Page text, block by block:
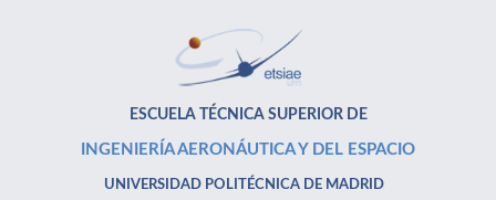
ESCUELA TÉCNICA SUPERIOR DE
INGENIERÍA AERONÁUTICA Y DEL ESPACIO
UNIVERSIDAD POLITÉCNICA DE MADRID